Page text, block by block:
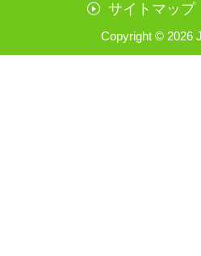
サイトマップ
Copyright © 2026